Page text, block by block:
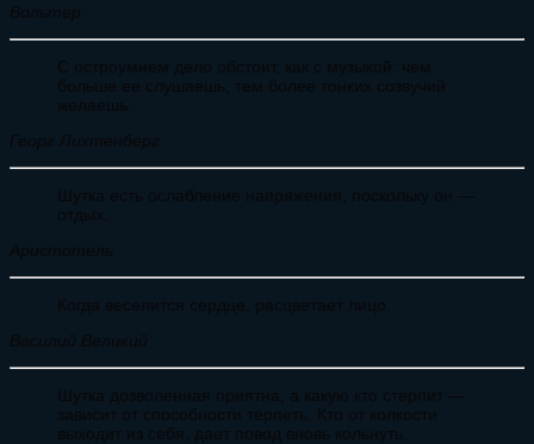
Вольтер
С остроумием дело обстоит, как с музыкой: чем
больше ее слушаешь, тем более тонких созвучий
желаешь.
Георг Лихтенберг
Шутка есть ослабление напряжения, поскольку он —
отдых.
Аристотель
Когда веселится сердце, расцветает лицо.
Василий Великий
Шутка дозволенная приятна, а какую кто стерпит —
зависит от способности терпеть. Кто от колкости
выходит из себя, дает повод вновь кольнуть.